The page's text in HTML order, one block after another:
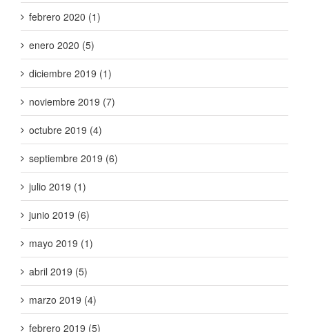
febrero 2020 (1)
enero 2020 (5)
diciembre 2019 (1)
noviembre 2019 (7)
octubre 2019 (4)
septiembre 2019 (6)
julio 2019 (1)
junio 2019 (6)
mayo 2019 (1)
abril 2019 (5)
marzo 2019 (4)
febrero 2019 (5)